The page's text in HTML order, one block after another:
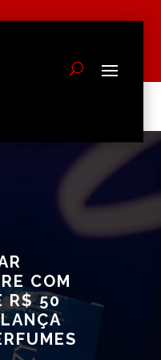
COM
R$ 50